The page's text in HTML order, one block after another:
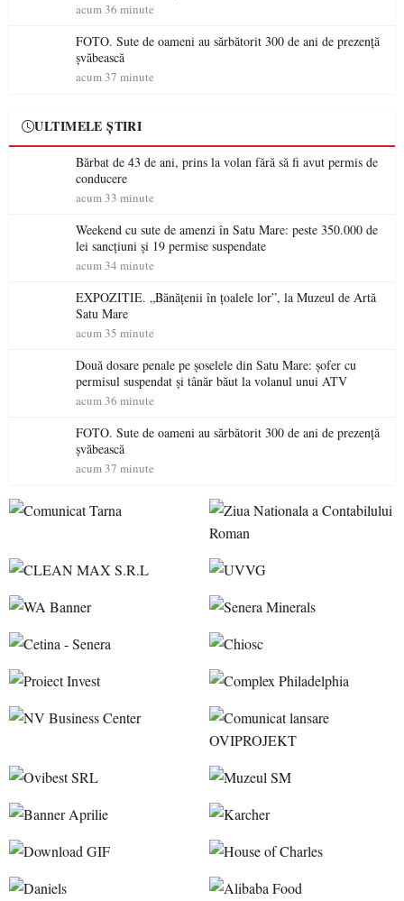
acum 36 minute
FOTO. Sute de oameni au sărbătorit 300 de ani de prezență
șvăbească
acum 37 minute
ULTIMELE ȘTIRI
Bărbat de 43 de ani, prins la volan fără să fi avut permis de
conducere
acum 33 minute
Weekend cu sute de amenzi în Satu Mare: peste 350.000 de
lei sancțiuni și 19 permise suspendate
acum 34 minute
EXPOZITIE. „Bănățenii în țoalele lor”, la Muzeul de Artă
Satu Mare
acum 35 minute
Două dosare penale pe șoselele din Satu Mare: șofer cu
permisul suspendat și tânăr băut la volanul unui ATV
acum 36 minute
FOTO. Sute de oameni au sărbătorit 300 de ani de prezență
șvăbească
acum 37 minute